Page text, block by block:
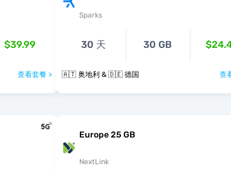
$39.99
查看套餐 >
Sparks
30 天 30 GB
🇦🇹 奥地利 & 🇩🇪 德国 查
Europe 25 GB
NextLink